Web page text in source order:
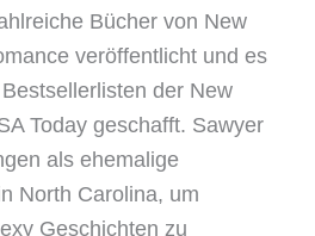
Bücher von New
veröffentlicht und es
der New
Today geschafft. Sawyer
als ehemalige
North Carolina, um
Geschichten zu